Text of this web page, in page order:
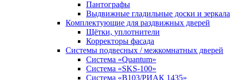
Пантографы
Выдвижные гладильные доски и зеркала
Комплектующие для раздвижных дверей
Щётки, уплотнители
Корректоры фасада
Системы подвесных / межкомнатных дверей
Система «Quantum»
Система «SKS-100»
Система «B103/РИАК 1435»